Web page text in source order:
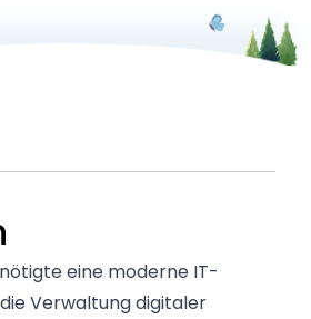
eine moderne IT-
Verwaltung digitaler